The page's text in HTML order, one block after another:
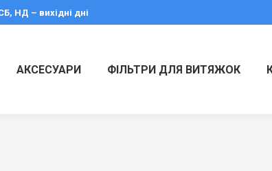
НД – вихідні дні
АКСЕСУАРИ ФІЛЬТРИ ДЛЯ ВИТЯЖОК